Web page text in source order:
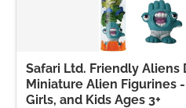
Safari Ltd. Friendly Aliens
Miniature Alien Figurines
Girls, and Kids Ages 3+